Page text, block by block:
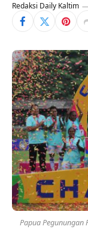
Redaksi Daily Kaltim
Papua Pegunungan